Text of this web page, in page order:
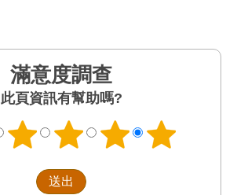
滿意度調查
此頁資訊有幫助嗎?